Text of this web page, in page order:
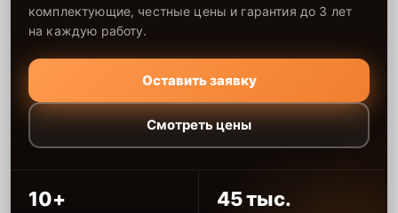
комплектующие, честные цены и гарантия до 3 лет
на каждую работу.
Оставить заявку
Смотреть цены
10+ 45 тыс.